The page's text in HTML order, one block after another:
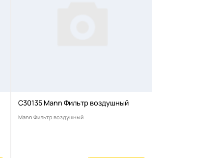
C30135 Mann Фильтр воздушный
Mann Фильтр воздушный